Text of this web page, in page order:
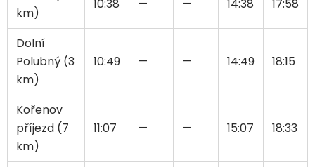
km)
10:38 — — 14:38 17:58
Dolní
Polubný (3
km)
10:49 — — 14:49 18:15
Kořenov
příjezd (7
km)
11:07 — — 15:07 18:33